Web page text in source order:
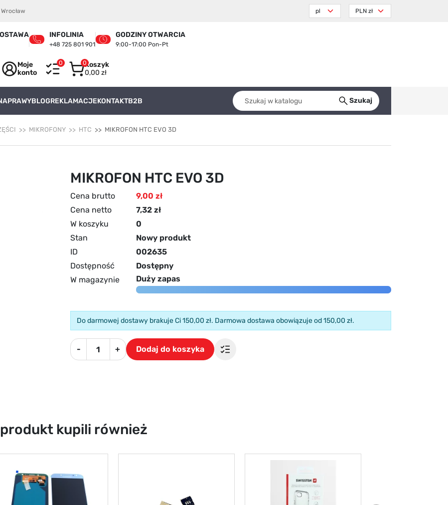
INFOLINIA
+48 725 801 901
GODZINY OTWARCIA
9:00-17:00 Pon-Pt
Moje
konto
0 0Koszyk
0,00 zł
BLOGREKLAMACJEKONTAKTB2B Szukaj
MIKROFONY HTC MIKROFON HTC EVO 3D
MIKROFON HTC EVO 3D
Cena brutto
9,00 zł
Cena netto
7,32 zł
W koszyku
0
Stan
Nowy produkt
ID
002635
Dostępność
Dostępny
W magazynie
Duży zapas
Do darmowej dostawy brakuje Ci 150,00 zł. Darmowa dostawa obowiązuje od 150,00 zł.
- + Dodaj do koszyka
kupili również